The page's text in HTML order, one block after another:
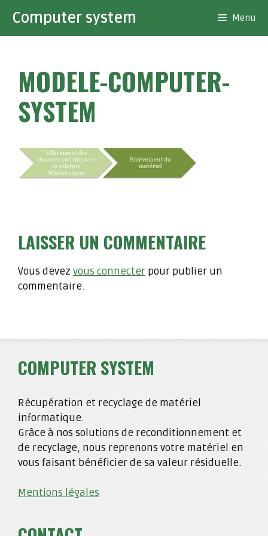
contenu
Computer system Menu
MODELE-COMPUTER-
SYSTEM
LAISSER UN COMMENTAIRE
Vous devez vous connecter pour publier un
commentaire.
COMPUTER SYSTEM
Récupération et recyclage de matériel
informatique.
Grâce à nos solutions de reconditionnement et
de recyclage, nous reprenons votre matériel en
vous faisant bénéficier de sa valeur résiduelle.
Mentions légales